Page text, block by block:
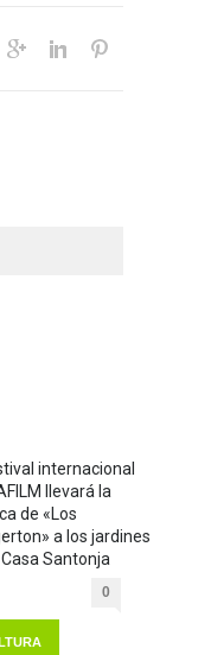
internacional
llevará la
de «Los
a los jardines
Santonja
0